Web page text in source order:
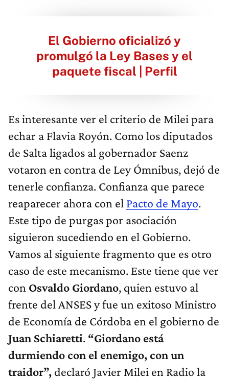
El Gobierno oficializó y
promulgó la Ley Bases y el
paquete fiscal | Perfil
Es interesante ver el criterio de Milei para
echar a Flavia Royón. Como los diputados
de Salta ligados al gobernador Saenz
votaron en contra de Ley Ómnibus, dejó de
tenerle confianza. Confianza que parece
reaparecer ahora con el Pacto de Mayo.
Este tipo de purgas por asociación
siguieron sucediendo en el Gobierno.
Vamos al siguiente fragmento que es otro
caso de este mecanismo. Este tiene que ver
con Osvaldo Giordano, quien estuvo al
frente del ANSES y fue un exitoso Ministro
de Economía de Córdoba en el gobierno de
Juan Schiaretti. “Giordano está
durmiendo con el enemigo, con un
traidor”, declaró Javier Milei en Radio la